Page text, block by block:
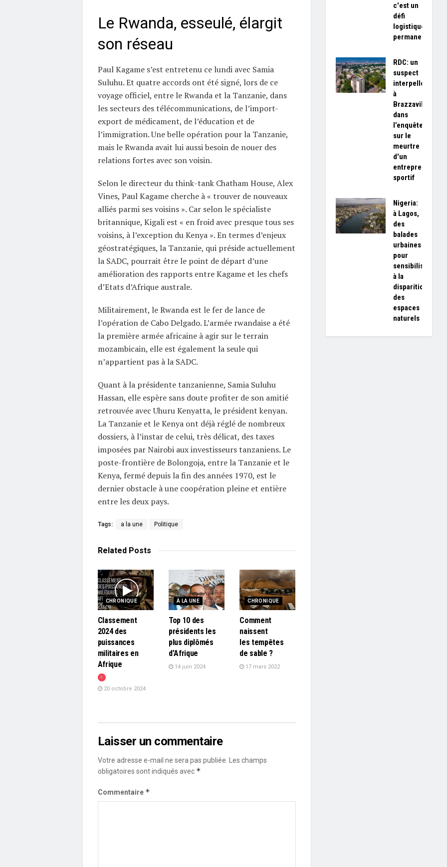
Le Rwanda, esseulé, élargit
son réseau
Paul Kagame s’est entretenu ce lundi avec Samia
Suluhu. Et quatre accords ont été signé, lors de ce
voyage officiel, entre le Rwanda et la Tanzanie, dans
les secteurs des télécommunications, de l’import-
export de médicament, de l’éducation et de
l’immigration. Une belle opération pour la Tanzanie,
mais le Rwanda avait lui aussi besoin de nouer des
relations fortes avec son voisin.
Selon le directeur du think-tank Chatham House, Alex
Vines, Paul Kagame cherche à « trouver de nouveaux
alliés parmi ses voisins ». Car selon le spécialiste
britannique, Kigali est « en froid avec presque tous ses
voisins, à l’exception du Kenya ». En termes d’enjeux
géostratégiques, la Tanzanie, qui préside actuellement
la SADC, pourrait être le point de départ d’une
amélioration des rapports entre Kagame et les chefs
d’Etats d’Afrique australe.
Militairement, le Rwanda est le fer de lance de
l’opération de Cabo Delgado. L’armée rwandaise a été
la première armée africaine à agir sur le terrain
mozambicain, elle est également la seule qui
n’appartient pas à la SADC.
Quant à la présidente tanzanienne, Samia Suluhu
Hassan, elle espère sans doute profiter de son amitié
retrouvée avec Uhuru Kenyatta, le président kenyan.
La Tanzanie et le Kenya ont déjà réglé de nombreux
dossiers, à l’instar de celui, très délicat, des taxes
imposées par Nairobi aux investisseurs tanzaniens. Le
poste-frontière de Bolongoja, entre la Tanzanie et le
Kenya, fermé depuis la fin des années 1970, est le
dernier obstacle à une coopération pleine et entière
entre les deux pays.
Tags: a la une Politique
Related Posts
CHRONIQUE
Classement
2024 des
puissances
militaires en
Afrique
20 octobre 2024
À LA UNE
Top 10 des
présidents les
plus diplômés
d’Afrique
14 juin 2024
CHRONIQUE
Comment
naissent
les tempêtes
de sable ?
17 mars 2022
Laisser un commentaire
Votre adresse e-mail ne sera pas publiée.
Les champs
obligatoires sont indiqués avec *
Commentaire *
c'est un
défi
logistique
permanent»
RDC: un
suspect
interpellé
à
Brazzaville
dans
l’enquête
sur le
meurtre
d'un
entrepreneur
sportif
Nigeria:
à Lagos,
des
balades
urbaines
pour
sensibiliser
à la
disparition
des
espaces
naturels